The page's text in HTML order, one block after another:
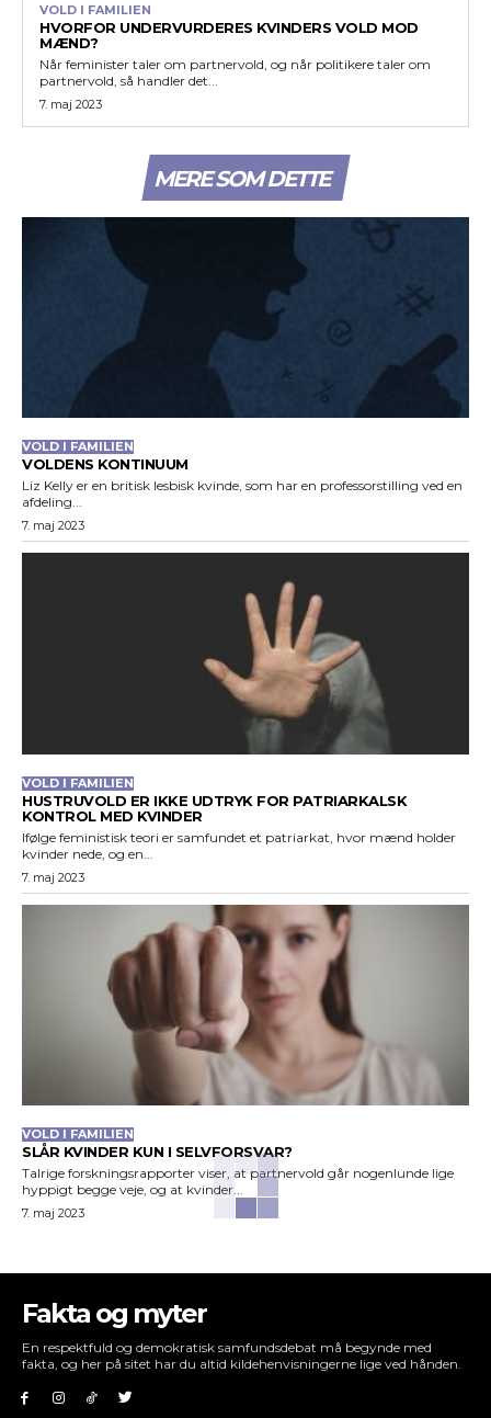
VOLD I FAMILIEN
HVORFOR UNDERVURDERES KVINDERS VOLD MOD
MÆND?
Når feminister taler om partnervold, og når politikere taler om
partnervold, så handler det...
7. maj 2023
MERE SOM DETTE
VOLD I FAMILIEN
VOLDENS KONTINUUM
Liz Kelly er en britisk lesbisk kvinde, som har en professorstilling ved en
afdeling...
7. maj 2023
VOLD I FAMILIEN
HUSTRUVOLD ER IKKE UDTRYK FOR PATRIARKALSK
KONTROL MED KVINDER
Ifølge feministisk teori er samfundet et patriarkat, hvor mænd holder
kvinder nede, og en...
7. maj 2023
VOLD I FAMILIEN
SLÅR KVINDER KUN I SELVFORSVAR?
Talrige forskningsrapporter viser, at partnervold går nogenlunde lige
hyppigt begge veje, og at kvinder...
7. maj 2023
Fakta og myter
En respektfuld og demokratisk samfundsdebat må begynde med
fakta, og her på sitet har du altid kildehenvisningerne lige ved hånden.